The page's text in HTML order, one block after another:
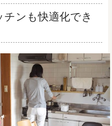
ンも快適化でき